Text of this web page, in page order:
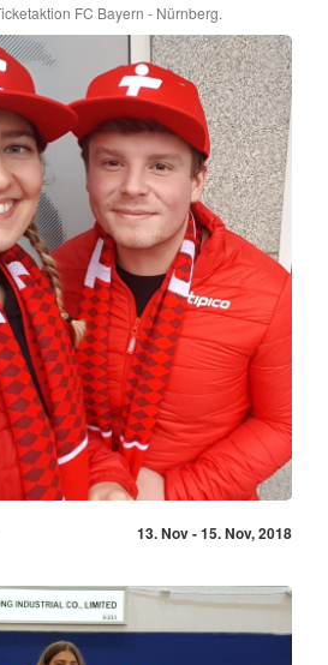
FC Bayern - Nürnberg.
13. Nov - 15. Nov, 2018